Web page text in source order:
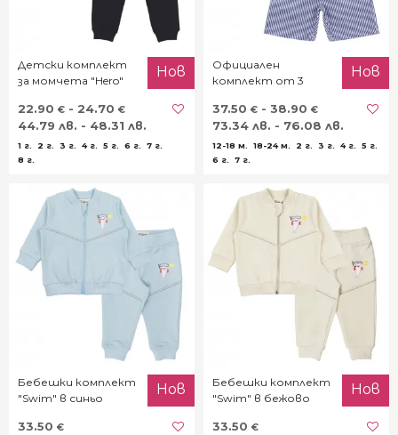
Детски комплект
за момчета "Hero"
Нов
22.90 € - 24.70 €
44.79 лв. - 48.31 лв.
1 г. 2 г. 3 г. 4 г. 5 г. 6 г.
7 г.
8 г.
Официален
комплект от 3
Нов
37.50 € - 38.90 €
73.34 лв. - 76.08 лв.
12-18 м. 18-24 м. 2 г. 3 г. 4 г.
5 г.
6 г.
7 г.
Бебешки комплект
"Swim" в синьо
Нов
33.50 €
Бебешки комплект
"Swim" в бежово
Нов
33.50 €